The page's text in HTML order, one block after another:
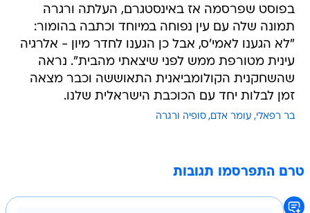
בפוסט שפרסמה אז באינסטגרם, העלתה ורגרה
תמונה שלה עם עין נפוחה במיוחד וכתבה בהומור:
"לא הגענו לאמי'ס, אבל כן הגענו לחדר מיון - אלרגיה
עינית מטורפת ממש לפני שיצאתי מהבית". נראה
שהשחקנית הקולומביאנית התאוששה וכבר מצאה
זמן לבלות יחד עם הכוכבת הישראלית שלנו.
בר רפאלי עומר אדם סופיה ורגרה
טרם התפרסמו תגובות